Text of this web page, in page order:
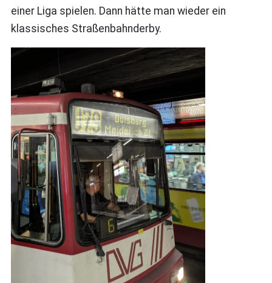
einer Liga spielen. Dann hätte man wieder ein
klassisches Straßenbahnderby.